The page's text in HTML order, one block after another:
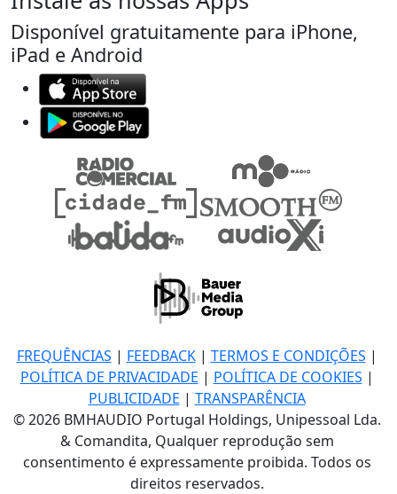
Disponível gratuitamente para iPhone,
iPad e Android
FREQUÊNCIAS | FEEDBACK| TERMOS E CONDIÇÕES |
POLÍTICA DE PRIVACIDADE | POLÍTICA DE COOKIES |
PUBLICIDADE | TRANSPARÊNCIA
© 2026 BMHAUDIO Portugal Holdings, Unipessoal Lda.
& Comandita, Qualquer reprodução sem
consentimento é expressamente proibida. Todos os
direitos reservados.